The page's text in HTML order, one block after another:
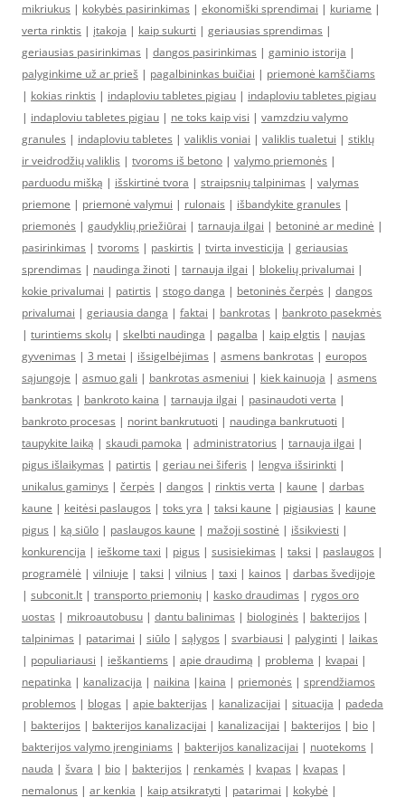
mikriukus | kokybės pasirinkimas | ekonomiški sprendimai | kuriame |
verta rinktis | įtakoja | kaip sukurti | geriausias sprendimas |
geriausias pasirinkimas | dangos pasirinkimas | gaminio istorija |
palyginkime už ar prieš | pagalbininkas buičiai | priemonė kamščiams
| kokias rinktis | indaploviu tabletes pigiau | indaploviu tabletes pigiau
| indaploviu tabletes pigiau | ne toks kaip visi | vamzdziu valymo
granules | indaploviu tabletes | valiklis voniai | valiklis tualetui | stiklų
ir veidrodžių valiklis | tvoroms iš betono | valymo priemonės |
parduodu mišką | išskirtinė tvora | straipsnių talpinimas | valymas
priemone | priemonė valymui | rulonais | išbandykite granules |
priemonės | gaudyklių priežiūrai | tarnauja ilgai | betoninė ar medinė |
pasirinkimas | tvoroms | paskirtis | tvirta investicija | geriausias
sprendimas | naudinga žinoti | tarnauja ilgai | blokelių privalumai |
kokie privalumai | patirtis | stogo danga | betoninės čerpės | dangos
privalumai | geriausia danga | faktai | bankrotas | bankroto pasekmės
| turintiems skolų | skelbti naudinga | pagalba | kaip elgtis | naujas
gyvenimas | 3 metai | išsigelbėjimas | asmens bankrotas | europos
sąjungoje | asmuo gali | bankrotas asmeniui | kiek kainuoja | asmens
bankrotas | bankroto kaina | tarnauja ilgai | pasinaudoti verta |
bankroto procesas | norint bankrutuoti | naudinga bankrutuoti |
taupykite laiką | skaudi pamoka | administratorius | tarnauja ilgai |
pigus išlaikymas | patirtis | geriau nei šiferis | lengva išsirinkti |
unikalus gaminys | čerpės | dangos | rinktis verta | kaune | darbas
kaune | keitėsi paslaugos | toks yra | taksi kaune | pigiausias | kaune
pigus | ką siūlo | paslaugos kaune | mažoji sostinė | išsikviesti |
konkurencija | ieškome taxi | pigus | susisiekimas | taksi | paslaugos |
programėlė | vilniuje | taksi | vilnius | taxi | kainos | darbas švedijoje
| subconit.lt | transporto priemonių | kasko draudimas | rygos oro
uostas | mikroautobusu | dantu balinimas | biologinės | bakterijos |
talpinimas | patarimai | siūlo | sąlygos | svarbiausi | palyginti | laikas
| populiariausi | ieškantiems | apie draudimą | problema | kvapai |
nepatinka | kanalizacija | naikina | kaina | priemonės | sprendžiamos
problemos | blogas | apie bakterijas | kanalizacijai | situacija | padeda
| bakterijos | bakterijos kanalizacijai | kanalizacijai | bakterijos | bio |
bakterijos valymo įrenginiams | bakterijos kanalizacijai | nuotekoms |
nauda | švara | bio | bakterijos | renkamės | kvapas | kvapas |
nemalonus | ar kenkia | kaip atsikratyti | patarimai | kokybė |